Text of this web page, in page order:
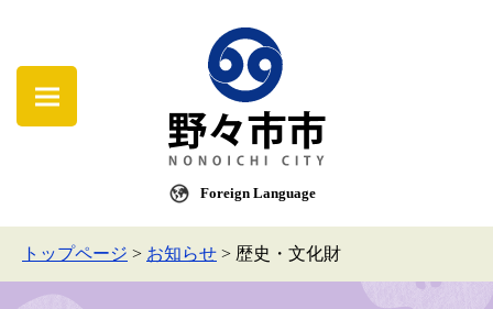
Foreign Language
トップページ > お知らせ > 歴史・文化財